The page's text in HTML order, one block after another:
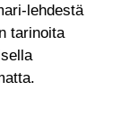
lehdestä
tarinoita